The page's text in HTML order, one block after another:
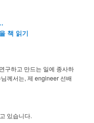
책 읽기
구하고 만드는 일에 종사하
께서는, 제 engineer 선배
있습니다.